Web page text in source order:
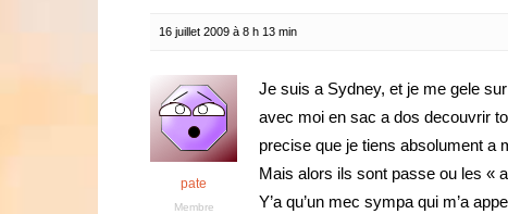
16 juillet 2009 à 8 h 13 min
pate
Membre
Je suis a Sydney, et je me gele
avec moi en sac a dos decouvrir
precise que je tiens absolument a
Mais alors ils sont passe ou les «
Y’a qu’un mec sympa qui m’a